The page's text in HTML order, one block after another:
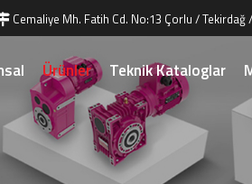
Cemaliye Mh. Fatih Cd. No:13 Çorlu / Tekirdağ /
Ürünler Teknik Kataloglar